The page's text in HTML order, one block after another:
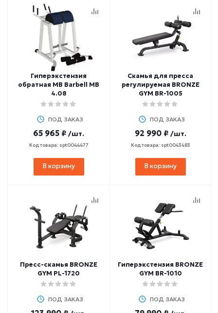
Гиперэкстензия
обратная MB Barbell MB
4.08
ПОД ЗАКАЗ
65 965 ₽ /шт.
Код товара: spt0044477
В корзину
Скамья для пресса
регулируемая BRONZE
GYM BR-1005
ПОД ЗАКАЗ
92 990 ₽ /шт.
Код товара: spt0043483
В корзину
Пресс-скамья BRONZE
GYM PL-1720
ПОД ЗАКАЗ
Гиперэкстензия BRONZE
GYM BR-1010
ПОД ЗАКАЗ